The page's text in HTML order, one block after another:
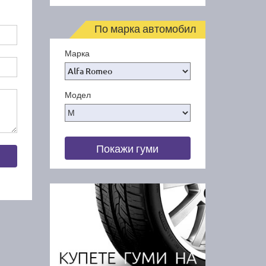
По марка автомобил
Марка
Модел
Покажи гуми